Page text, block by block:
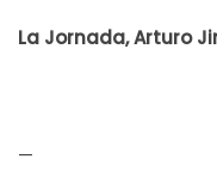
La Jornada, Arturo
—